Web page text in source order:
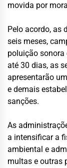
movida por
Pelo acordo, as
seis meses,
poluição sonora
até 30 dias, as
apresentarão
e demais
sanções.
As
a intensificar a
ambiental e
multas e outras